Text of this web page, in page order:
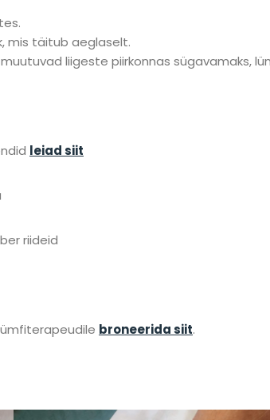
mis täitub aeglaselt.
liigeste piirkonnas sügavamaks,
leiad siit
riideid
broneerida siit.